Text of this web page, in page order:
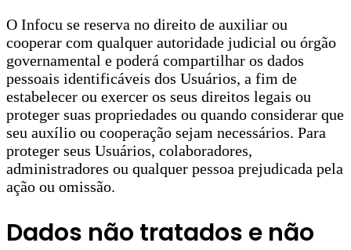
O Infocu se reserva no direito de auxiliar ou
cooperar com qualquer autoridade judicial ou órgão
governamental e poderá compartilhar os dados
pessoais identificáveis dos Usuários, a fim de
estabelecer ou exercer os seus direitos legais ou
proteger suas propriedades ou quando considerar que
seu auxílio ou cooperação sejam necessários. Para
proteger seus Usuários, colaboradores,
administradores ou qualquer pessoa prejudicada pela
ação ou omissão.
Dados não tratados e não